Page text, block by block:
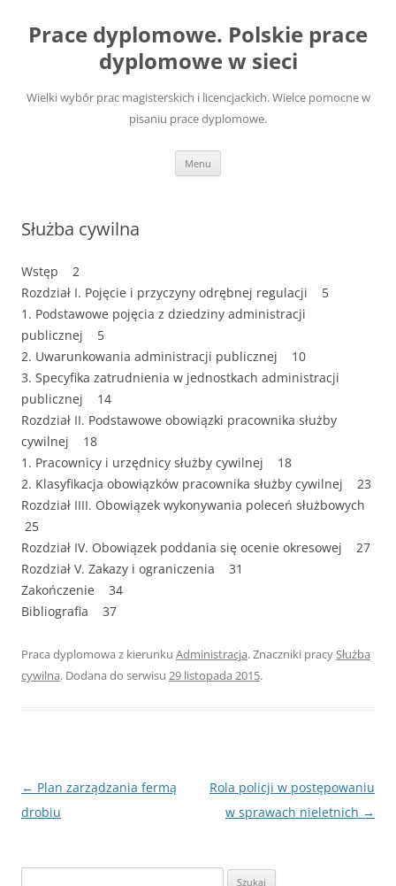
treści
Prace dyplomowe. Polskie prace
dyplomowe w sieci
Wielki wybór prac magisterskich i licencjackich. Wielce pomocne w
pisaniu prace dyplomowe.
Menu
Służba cywilna
Wstęp 2
Rozdział I. Pojęcie i przyczyny odrębnej regulacji 5
1. Podstawowe pojęcia z dziedziny administracji
publicznej 5
2. Uwarunkowania administracji publicznej 10
3. Specyfika zatrudnienia w jednostkach administracji
publicznej 14
Rozdział II. Podstawowe obowiązki pracownika służby
cywilnej 18
1. Pracownicy i urzędnicy służby cywilnej 18
2. Klasyfikacja obowiązków pracownika służby cywilnej 23
Rozdział IIII. Obowiązek wykonywania poleceń służbowych
25
Rozdział IV. Obowiązek poddania się ocenie okresowej 27
Rozdział V. Zakazy i ograniczenia 31
Zakończenie 34
Bibliografia 37
Praca dyplomowa z kierunku Administracja. Znaczniki pracySłużba
cywilna. Dodana do serwisu 29 listopada 2015.
Nawigacja
wpisu
← Plan zarządzania fermą
drobiu
Rola policji w postępowaniu
w sprawach nieletnich →